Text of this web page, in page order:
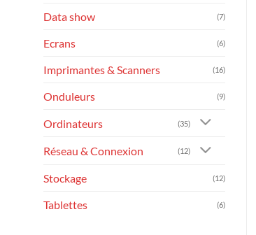
Data show (7)
Ecrans (6)
Imprimantes & Scanners (16)
Onduleurs (9)
Ordinateurs (35)
Réseau & Connexion (12)
Stockage (12)
Tablettes (6)